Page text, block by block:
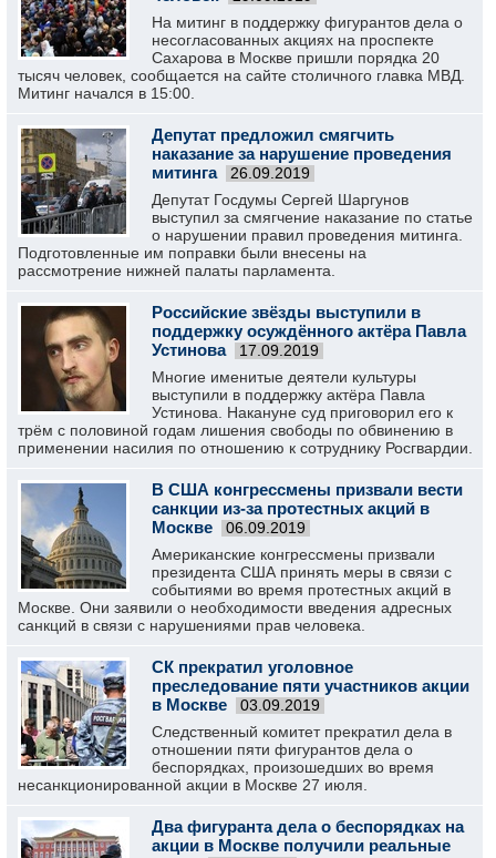
На митинг в поддержку фигурантов дела о
несогласованных акциях на проспекте
Сахарова в Москве пришли порядка 20
тысяч человек, сообщается на сайте столичного главка МВД.
Митинг начался в 15:00.
Депутат предложил смягчить
наказание за нарушение проведения
митинга
26.09.2019
Депутат Госдумы Сергей Шаргунов
выступил за смягчение наказание по статье
о нарушении правил проведения митинга.
Подготовленные им поправки были внесены на
рассмотрение нижней палаты парламента.
Российские звёзды выступили в
поддержку осуждённого актёра Павла
Устинова
17.09.2019
Многие именитые деятели культуры
выступили в поддержку актёра Павла
Устинова. Накануне суд приговорил его к
трём с половиной годам лишения свободы по обвинению в
применении насилия по отношению к сотруднику Росгвардии.
В США конгрессмены призвали вести
санкции из-за протестных акций в
Москве
06.09.2019
Американские конгрессмены призвали
президента США принять меры в связи с
событиями во время протестных акций в
Москве. Они заявили о необходимости введения адресных
санкций в связи с нарушениями прав человека.
СК прекратил уголовное
преследование пяти участников акции
в Москве
03.09.2019
Следственный комитет прекратил дела в
отношении пяти фигурантов дела о
беспорядках, произошедших во время
несанкционированной акции в Москве 27 июля.
Два фигуранта дела о беспорядках на
акции в Москве получили реальные